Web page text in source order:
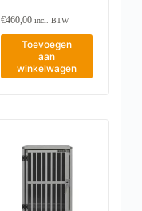
€460,00 incl. BTW
Toevoegen
aan
winkelwagen